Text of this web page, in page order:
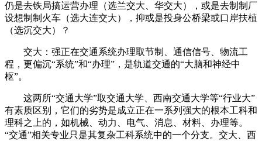
仍是去铁局搞运营办理（选兰交大、华交大），或是去制制厂
设想制制火车（选大连交大），抑或是投身公桥梁或口岸扶植
（选沉交大）？
交大：强正在交通系统办理取节制、通信信号、物流工
程，更偏沉“系统”和“办理”，是轨道交通的“大脑和神经中
枢”。
这两所“交通大学”取交通大学、西南交通大学等“行业大”
有素质区别，它们的劣势是成立正在一系列强大的根本工科和
理科之上的，如机械、动力、电气、消息、材料、办理等。
“交通”相关专业只是其复杂工科系统中的一个分支。交大、西